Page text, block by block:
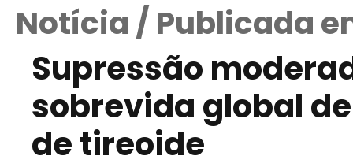
Notícia / Publicada
Supressão
sobrevida global
de tireoide